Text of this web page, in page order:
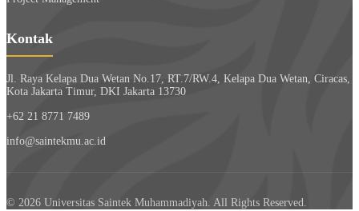
Kontak
Jl. Raya Kelapa Dua Wetan No.17, RT.7/RW.4, Kelapa Dua Wetan, Ciracas,
Kota Jakarta Timur, DKI Jakarta 13730
+62 21 8771 7489
info@saintekmu.ac.id
© 2026 Universitas Saintek Muhammadiyah. All Rights Reserved.